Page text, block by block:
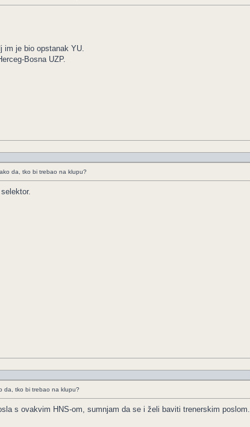
im je bio opstanak YU.
Bosna UZP.
da, tko bi trebao na klupu?
da, tko bi trebao na klupu?
s ovakvim HNS-om, sumnjam da se i želi baviti trenerskim poslom.